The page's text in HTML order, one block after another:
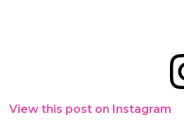
View this post on Instagram